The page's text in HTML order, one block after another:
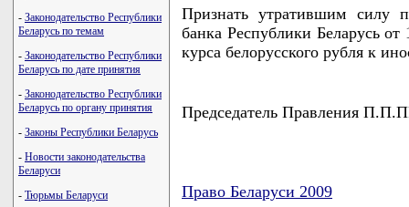
- Законодательство Республики
Беларусь по темам
- Законодательство Республики
Беларусь по дате принятия
- Законодательство Республики
Беларусь по органу принятия
- Законы Республики Беларусь
- Новости законодательства
Беларуси
- Тюрьмы Беларуси
Признать утратившим силу
банка Республики Беларусь
курса белорусского рубля к
Председатель Правления
Право Беларуси 2009